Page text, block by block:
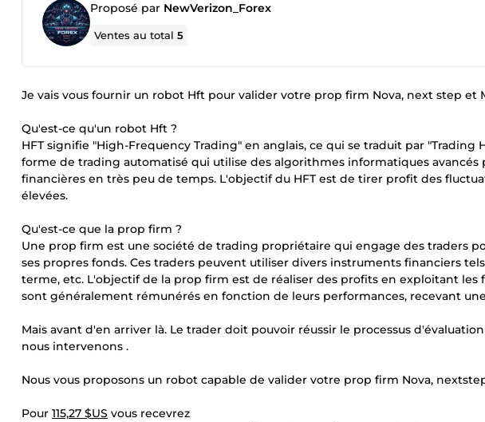
Proposé par NewVerizon_Forex
Ventes au total5
Je vais vous fournir un robot Hft pour valider votre prop firm Nova, next step et
Qu'est-ce qu'un robot Hft ?
HFT signifie "High-Frequency Trading" en anglais, ce qui se traduit par "Trading
forme de trading automatisé qui utilise des algorithmes informatiques
financières en très peu de temps. L'objectif du HFT est de tirer profit des
élevées.
Qu'est-ce que la prop firm ?
Une prop firm est une société de trading propriétaire qui engage des traders
ses propres fonds. Ces traders peuvent utiliser divers instruments financiers
terme, etc. L'objectif de la prop firm est de réaliser des profits en exploitant les
sont généralement rémunérés en fonction de leurs performances, recevant
Mais avant d'en arriver là. Le trader doit pouvoir réussir le processus
nous intervenons .
Nous vous proposons un robot capable de valider votre prop firm Nova,
Pour 115,27 $US vous recevrez